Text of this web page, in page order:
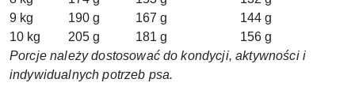
9 kg
190 g 167 g
144 g
10 kg
205 g 181 g
156 g
Porcje należy dostosować do kondycji, aktywności i
indywidualnych potrzeb psa.